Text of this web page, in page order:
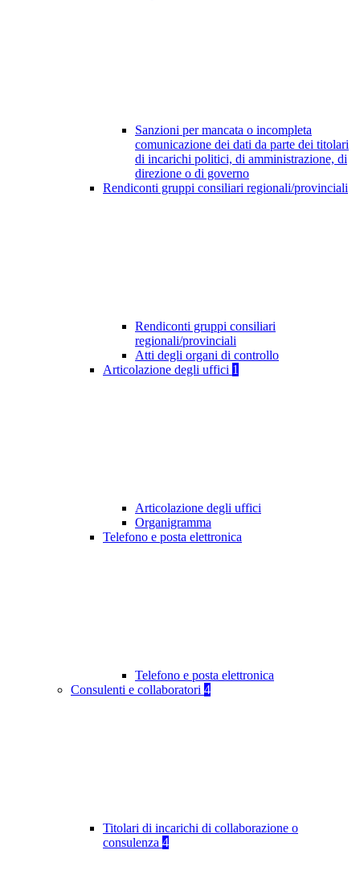
Sanzioni per mancata o incompleta
comunicazione dei dati da parte dei titolari
di incarichi politici, di amministrazione, di
direzione o di governo
Rendiconti gruppi consiliari regionali/provinciali
Rendiconti gruppi consiliari
regionali/provinciali
Atti degli organi di controllo
Articolazione degli uffici 1
Articolazione degli uffici
Organigramma
Telefono e posta elettronica
Telefono e posta elettronica
Consulenti e collaboratori 4
Titolari di incarichi di collaborazione o
consulenza 4